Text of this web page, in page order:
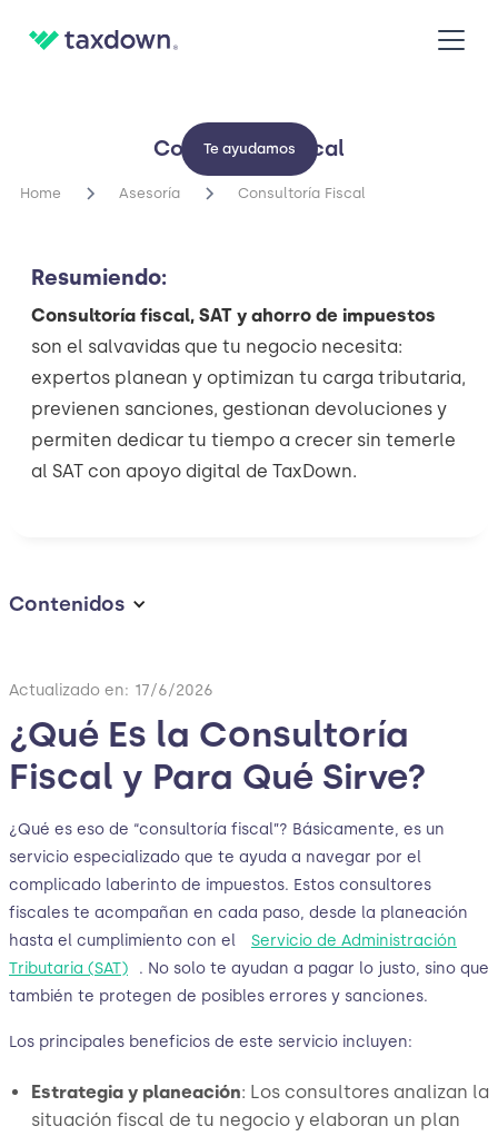
Consultoría Fiscal
Te ayudamos
Home Asesoría Consultoría Fiscal
Resumiendo:
Consultoría fiscal, SAT y ahorro de impuestos
son el salvavidas que tu negocio necesita:
expertos planean y optimizan tu carga tributaria,
previenen sanciones, gestionan devoluciones y
permiten dedicar tu tiempo a crecer sin temerle
al SAT con apoyo digital de TaxDown.
Contenidos
Actualizado en: 17/6/2026
¿Qué Es la Consultoría
Fiscal y Para Qué Sirve?
¿Qué es eso de “consultoría fiscal”? Básicamente, es un
servicio especializado que te ayuda a navegar por el
complicado laberinto de impuestos. Estos consultores
fiscales te acompañan en cada paso, desde la planeación
hasta el cumplimiento con el
Servicio de Administración
Tributaria (SAT)
. No solo te ayudan a pagar lo justo, sino que
también te protegen de posibles errores y sanciones.
Los principales beneficios de este servicio incluyen:
Estrategia y planeación: Los consultores analizan la
situación fiscal de tu negocio y elaboran un plan